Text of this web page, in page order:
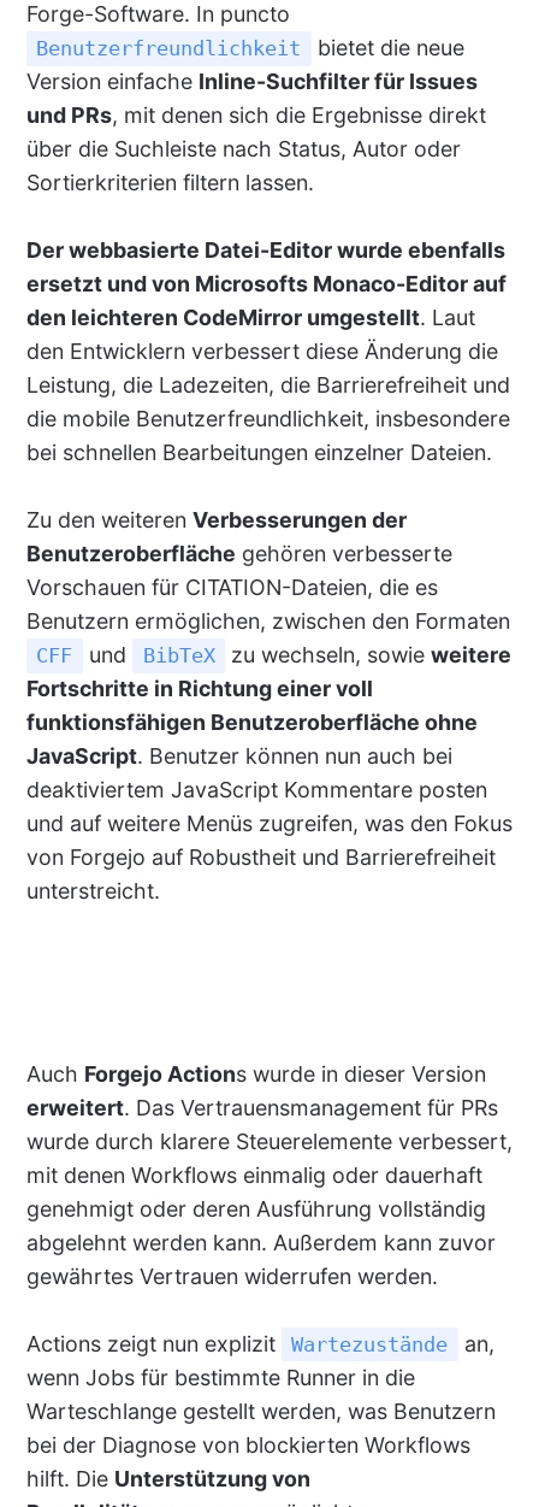
Forge-Software. In puncto
Benutzerfreundlichkeit
bietet die neue
Version einfache Inline-Suchfilter für Issues
und PRs, mit denen sich die Ergebnisse direkt
über die Suchleiste nach Status, Autor oder
Sortierkriterien filtern lassen.
Der webbasierte Datei-Editor wurde ebenfalls
ersetzt und von Microsofts Monaco-Editor auf
den leichteren CodeMirror umgestellt. Laut
den Entwicklern verbessert diese Änderung die
Leistung, die Ladezeiten, die Barrierefreiheit und
die mobile Benutzerfreundlichkeit, insbesondere
bei schnellen Bearbeitungen einzelner Dateien.
Zu den weiteren Verbesserungen der
Benutzeroberfläche gehören verbesserte
Vorschauen für CITATION-Dateien, die es
Benutzern ermöglichen, zwischen den Formaten
CFF und BibTeX zu wechseln, sowieweitere
Fortschritte in Richtung einer voll
funktionsfähigen Benutzeroberfläche ohne
JavaScript. Benutzer können nun auch bei
deaktiviertem JavaScript Kommentare posten
und auf weitere Menüs zugreifen, was den Fokus
von Forgejo auf Robustheit und Barrierefreiheit
unterstreicht.
Auch Forgejo Actions wurde in dieser Version
erweitert. Das Vertrauensmanagement für PRs
wurde durch klarere Steuerelemente verbessert,
mit denen Workflows einmalig oder dauerhaft
genehmigt oder deren Ausführung vollständig
abgelehnt werden kann. Außerdem kann zuvor
gewährtes Vertrauen widerrufen werden.
Actions zeigt nun explizit Wartezustände
an,
wenn Jobs für bestimmte Runner in die
Warteschlange gestellt werden, was Benutzern
bei der Diagnose von blockierten Workflows
hilft. Die Unterstützung von